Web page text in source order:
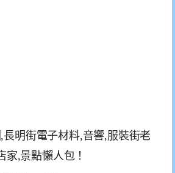
明街電子材料,音響,服裝街老
家,景點懶人包！